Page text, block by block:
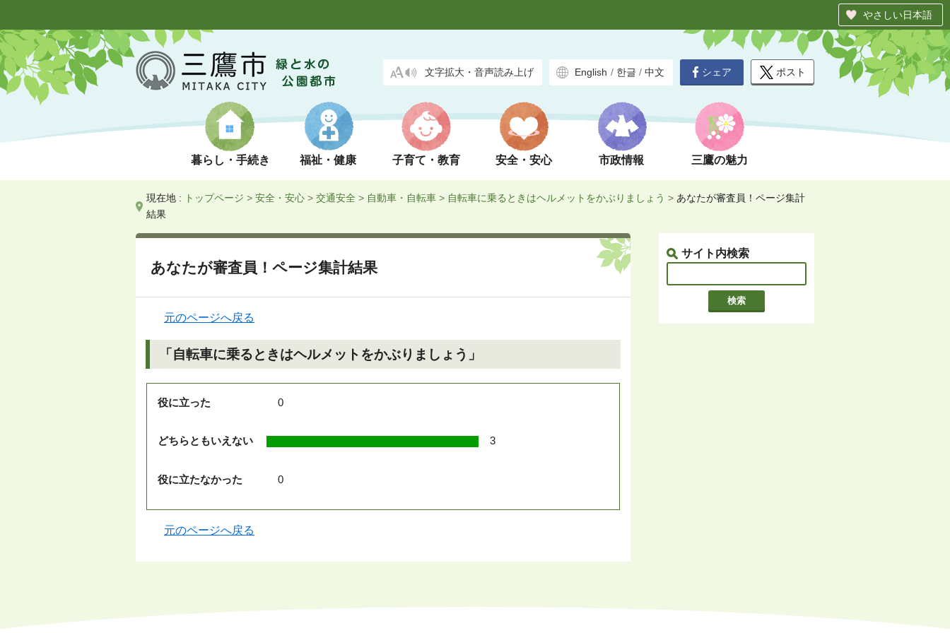
やさしい日本語
文字拡大・音声読み上げ English / 한글 / 中文
暮らし・手続き 福祉・健康 子育て・教育 安全・安心 市政情報 三鷹の魅力
シェア ポスト
現在地 : トップページ > 安全・安心 > 交通安全 > 自動車・自転車 > 自転車に乗るときはヘルメットをかぶりましょう > あなたが審査員！ページ集計
結果
サイト内検索
あなたが審査員！ページ集計結果
元のページへ戻る
「自転車に乗るときはヘルメットをかぶりましょう」
役に立った 0
どちらともいえない 3
役に立たなかった 0
元のページへ戻る